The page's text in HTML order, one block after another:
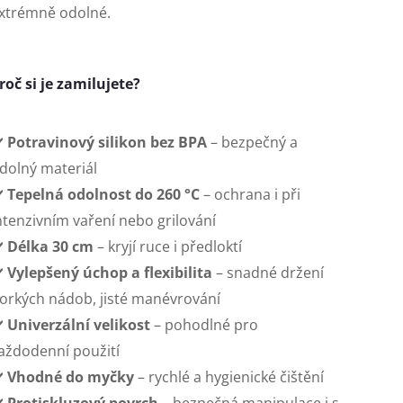
odolné.
si je zamilujete?
Potravinový silikon bez BPA– bezpečný a
materiál
Tepelná odolnost do 260 °C– ochrana i při
vaření nebo grilování
Délka 30 cm – kryjí ruce i předloktí
Vylepšený úchop a flexibilita – snadné držení
nádob, jisté manévrování
Univerzální velikost– pohodlné pro
použití
Vhodné do myčky– rychlé a hygienické čištění